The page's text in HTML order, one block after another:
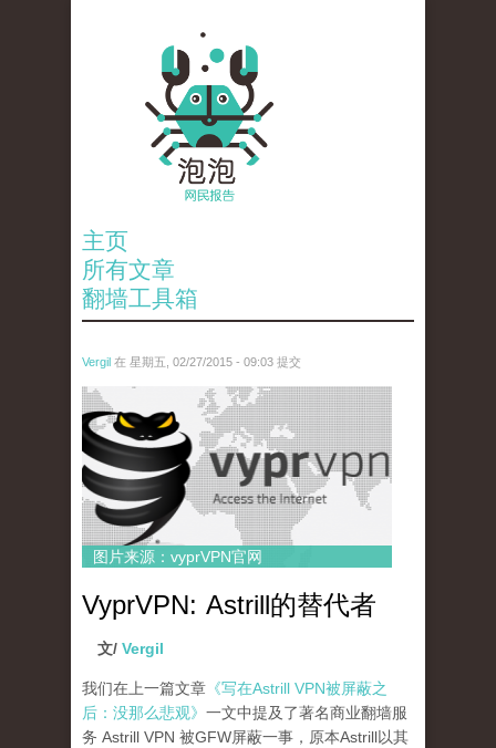
主页
所有文章
翻墙工具箱
Vergil 在 星期五, 02/27/2015 - 09:03 提交
vyprvpn-review.png
图片来源：vyprVPN官网
VyprVPN: Astrill的替代者
文/ Vergil
我们在上一篇文章 《写在Astrill VPN被屏蔽之
后：没那么悲观》 一文中提及了著名商业翻墙服
务 Astrill VPN 被GFW屏蔽一事，原本Astrill以其